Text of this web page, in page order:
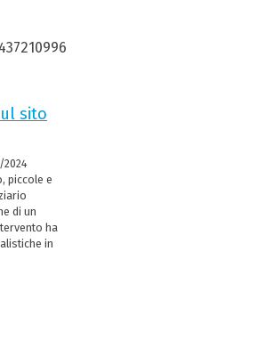
sito
2024
piccole e
di un
ha
in